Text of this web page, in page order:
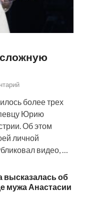
более трех
Юрию
Об этом
личной
видео, …
высказалась об
мужа Анастасии